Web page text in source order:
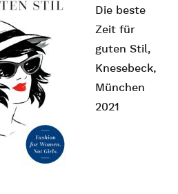
Die beste
Zeit für
guten Stil,
Knesebeck,
München
2021